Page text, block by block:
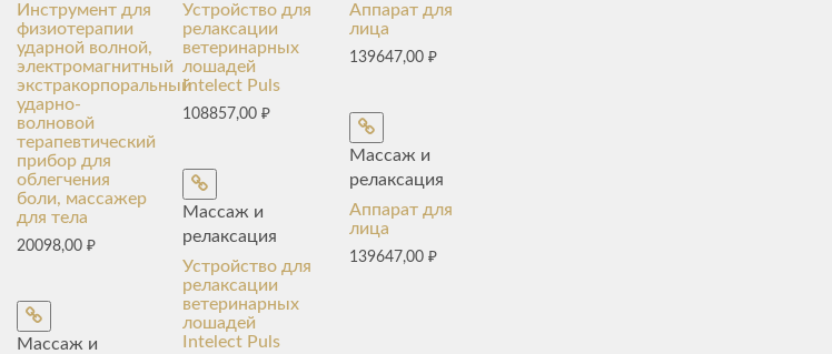
Инструмент для
физиотерапии
ударной волной,
электромагнитный
экстракорпоральный
ударно-
волновой
терапевтический
прибор для
облегчения
боли, массажер
для тела
20098,00 ₽
Массаж и
Устройство для
релаксации
ветеринарных
лошадей
Intelect Puls
108857,00₽
Массаж и
релаксация
Устройство для
релаксации
ветеринарных
лошадей
Intelect Puls
Аппарат для
лица
139647,00 ₽
Массаж и
релаксация
Аппарат для
лица
139647,00 ₽